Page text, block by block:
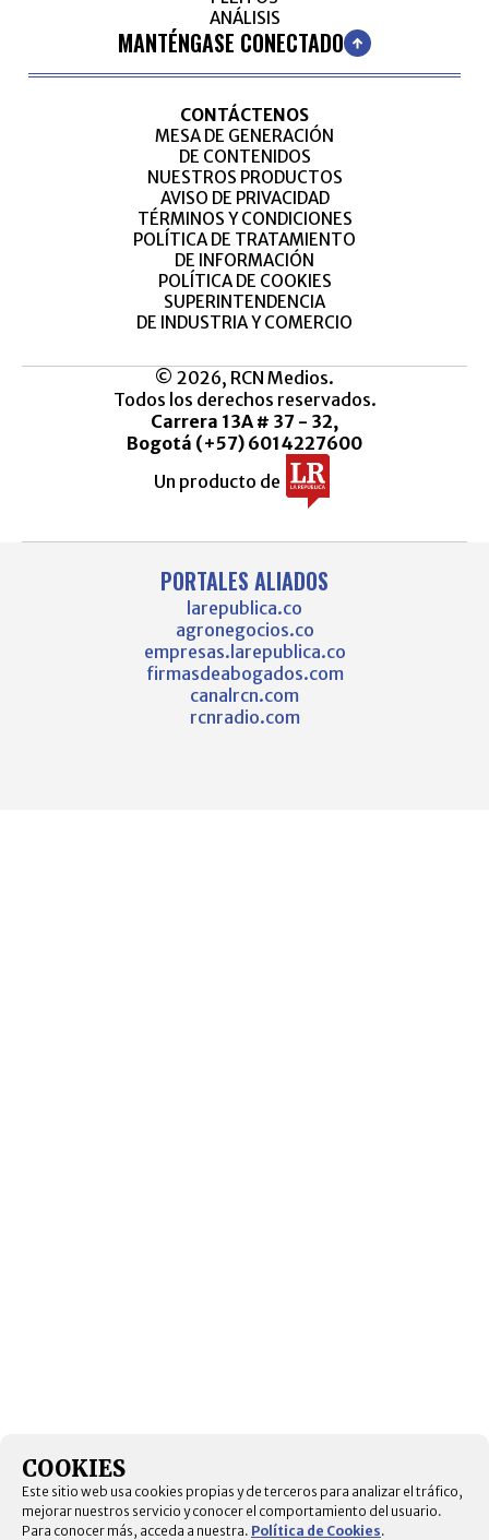
ANÁLISIS
MANTÉNGASE CONECTADO
CONTÁCTENOS
MESA DE GENERACIÓN
DE CONTENIDOS
NUESTROS PRODUCTOS
AVISO DE PRIVACIDAD
TÉRMINOS Y CONDICIONES
POLÍTICA DE TRATAMIENTO
DE INFORMACIÓN
POLÍTICA DE COOKIES
SUPERINTENDENCIA
DE INDUSTRIA Y COMERCIO
© 2026, RCN Medios.
Todos los derechos reservados.
Carrera 13A # 37 - 32,
Bogotá (+57) 6014227600
Un producto de
PORTALES ALIADOS
larepublica.co
agronegocios.co
empresas.larepublica.co
firmasdeabogados.com
canalrcn.com
rcnradio.com
COOKIES
Este sitio web usa cookies propias y de terceros para analizar el tráfico,
mejorar nuestros servicio y conocer el comportamiento del usuario.
Para conocer más, acceda a nuestra. Política de Cookies.